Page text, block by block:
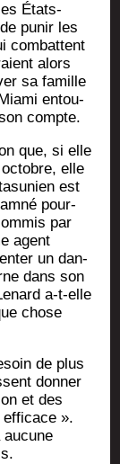
États-
punir les
com­battent
alors
sa famille
entou­
compte.
que, si elle
elle
est
pour­
par
agent
un dan­
dans son
a‑t-elle
chose
de plus
don­ner
et des
».
aucune